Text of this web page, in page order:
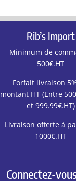
Rib’s Import
Minimum de
500€.HT
Forfait livraison
montant HT (Entre
et 999.99€.HT)
Livraison offerte à
1000€.HT
Connectez-